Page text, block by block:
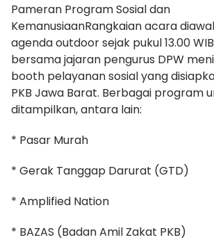
Pameran Program Sosial dan
KemanusiaanRangkaian acara
agenda outdoor sejak pukul 13.00
bersama jajaran pengurus DPW
booth pelayanan sosial yang
PKB Jawa Barat. Berbagai program
ditampilkan, antara lain:
* Pasar Murah
* Gerak Tanggap Darurat (GTD)
* Amplified Nation
* BAZAS (Badan Amil Zakat PKB)